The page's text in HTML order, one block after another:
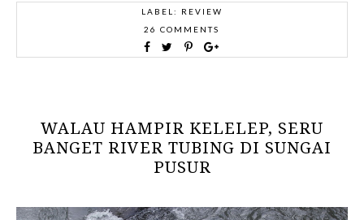
LABEL: REVIEW
26 COMMENTS
WALAU HAMPIR KELELEP, SERU
BANGET RIVER TUBING DI SUNGAI
PUSUR